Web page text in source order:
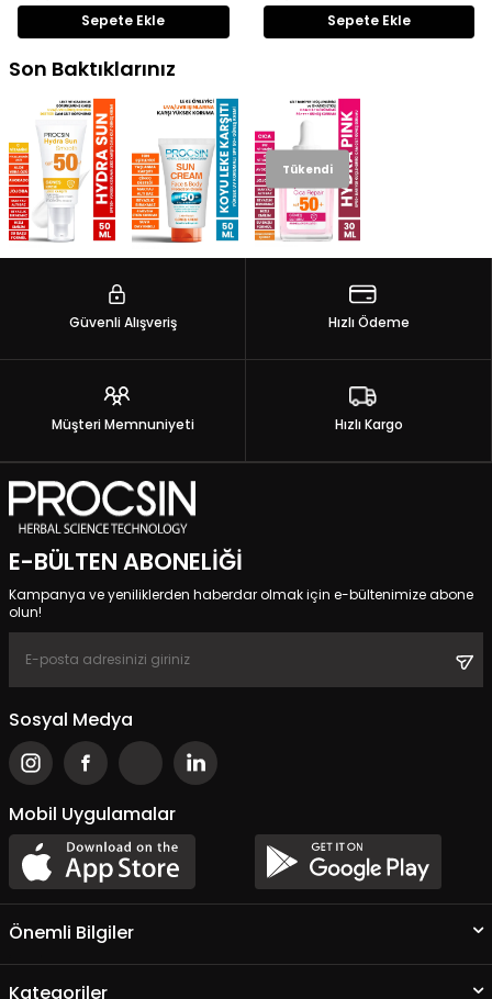
Sepete Ekle Sepete Ekle
Son Baktıklarınız
Tükendi
Güvenli Alışveriş Hızlı Ödeme
Müşteri Memnuniyeti Hızlı Kargo
E-BÜLTEN ABONELIĞI
Kampanya ve yeniliklerden haberdar olmak için e-bültenimize abone
olun!
Sosyal Medya
Mobil Uygulamalar
Önemli Bilgiler
Kategoriler